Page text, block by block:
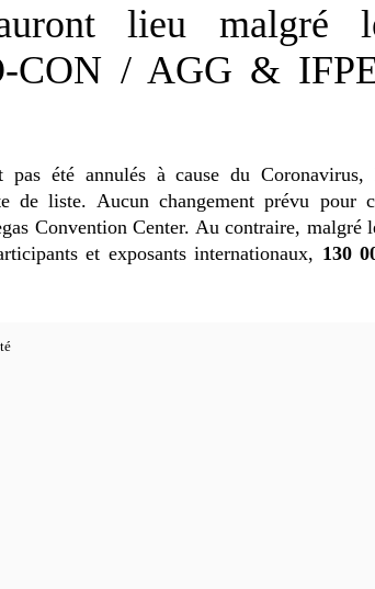
lieu malgré
CON / AGG &
été annulés à cause du Coronavirus,
liste. Aucun changement prévu pour
Convention Center. Au contraire, malgré
et exposants internationaux, 130